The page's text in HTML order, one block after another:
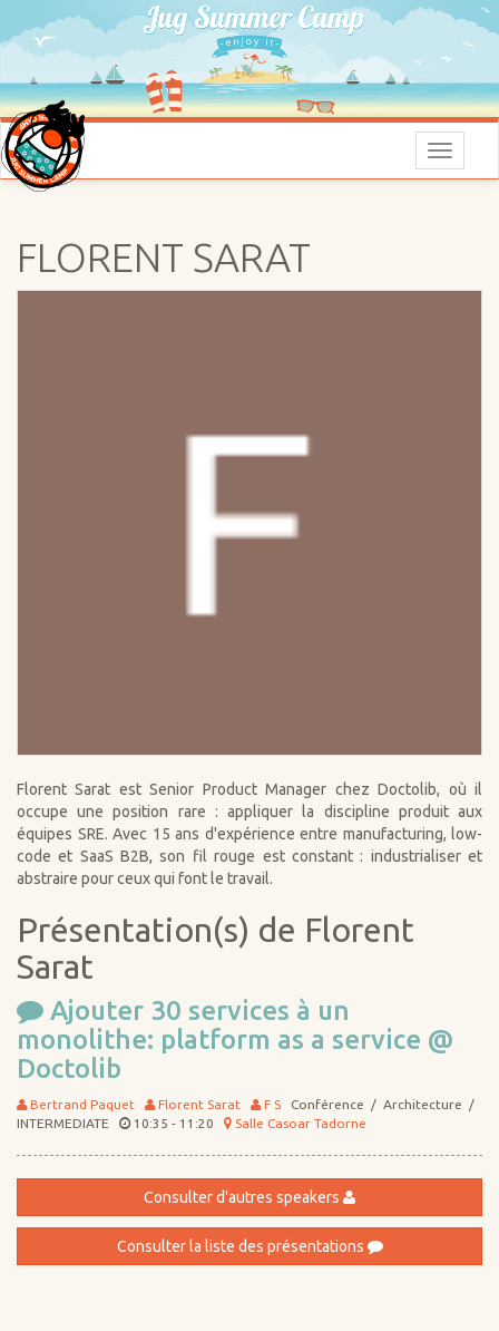
Menu
FLORENT SARAT
Florent Sarat est Senior Product Manager chez Doctolib, où il
occupe une position rare : appliquer la discipline produit aux
équipes SRE. Avec 15 ans d'expérience entre manufacturing, low-
code et SaaS B2B, son fil rouge est constant : industrialiser et
abstraire pour ceux qui font le travail.
Présentation(s) de Florent
Sarat
Ajouter 30 services à un
monolithe: platform as a service @
Doctolib
Bertrand Paquet Florent Sarat F S Conférence / Architecture /
INTERMEDIATE
10:35 - 11:20 Salle Casoar Tadorne
Consulter d'autres speakers
Consulter la liste des présentations